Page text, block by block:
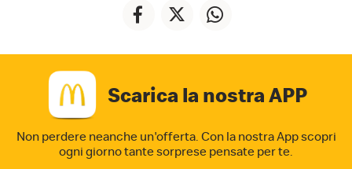
Scarica la nostra APP
Non perdere neanche un'offerta. Con la nostra App scopri
ogni giorno tante sorprese pensate per te.